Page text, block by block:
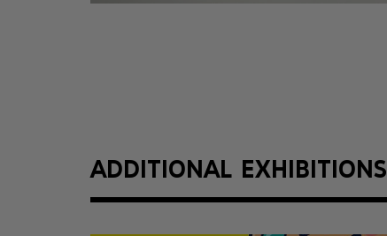
ADDITIONAL EXHIBITIONS